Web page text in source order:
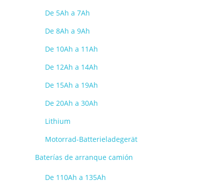
De 5Ah a 7Ah
De 8Ah a 9Ah
De 10Ah a 11Ah
De 12Ah a 14Ah
De 15Ah a 19Ah
De 20Ah a 30Ah
Lithium
Motorrad-Batterieladegerät
Baterías de arranque camión
De 110Ah a 135Ah